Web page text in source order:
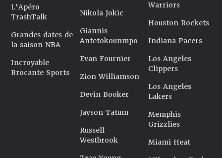
L'Apéro
TrashTalk
Grandes dates de
la saison NBA
Incroyable
Brocante Sports
Nikola Jokic
Giannis
Antetokounmpo
Evan Fournier
Zion Williamson
Devin Booker
Jayson Tatum
Russell
Westbrook
Warriors
Houston Rockets
Indiana Pacers
Los Angeles
Clippers
Los Angeles
Lakers
Memphis
Grizzlies
Miami Heat